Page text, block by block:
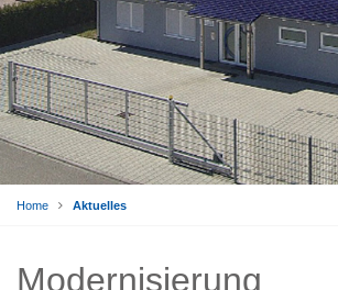
Home Aktuelles
Modernisierung